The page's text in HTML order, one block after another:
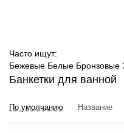
Часто ищут:
Бежевые Белые Бронзовые
Банкетки для ванной
По умолчанию Название